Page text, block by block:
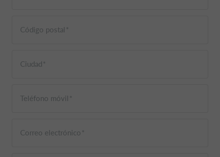
Código postal
Ciudad
Teléfono móvil
Correo electrónico